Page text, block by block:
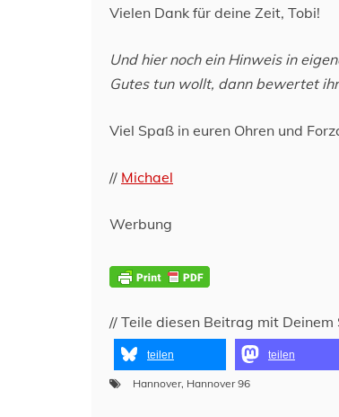
Vielen Dank für deine Zeit, Tobi!
Und hier noch ein Hinweis in
Gutes tun wollt, dann bewertet
Viel Spaß in euren Ohren und
// Michael
Werbung
// Teile diesen Beitrag mit
teilen teilen
Hannover, Hannover 96